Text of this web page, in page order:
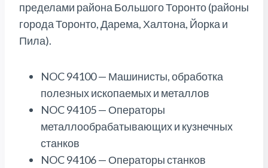
пределами района Большого Торонто (районы
города Торонто, Дарема, Халтона, Йорка и
Пила).
NOC 94100 — Машинисты, обработка
полезных ископаемых и металлов
NOC 94105 — Операторы
металлообрабатывающих и кузнечных
станков
NOC 94106 — Операторы станков